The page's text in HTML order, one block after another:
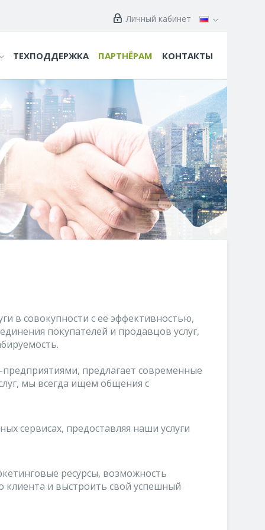
Личный кабинет
ТЕХПОДДЕРЖКА ПАРТНЁРАМ КОНТАКТЫ
в совокупности с её эффективностью,
покупателей и продавцов услуг,
предлагает современные
мы всегда ищем общения с
сервисах, предоставляя наши услуги
ресурсы, возможность
клиента и выстроить свой успешный